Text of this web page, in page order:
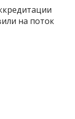
на поток